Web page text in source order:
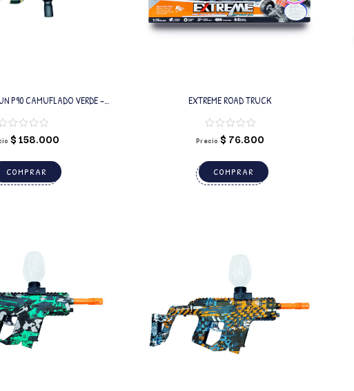
P90 CAMUFLADO VERDE –
CON BALINES DE GEL
$158.000
COMPRAR
EXTREME ROAD TRUCK
Precio $ 76.800
COMPRAR